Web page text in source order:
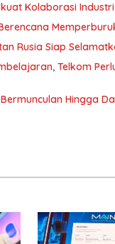
Kolaborasi Industri
Rusia Siap
Telkom
Hingga